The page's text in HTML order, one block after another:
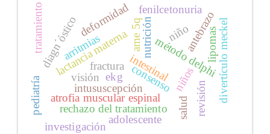
método delphi
consenso
lactancia materna nutrición
ekg niños
arritmias
atrofia muscular espinal
diagn´óstico ame 5q divertículo meckel
intususcepción
intestinal
pediatría rechazo del tratamiento
fractura
deformidad antebrazo
niño
adolescente
lipomas
tratamiento
revisión
fenilcetonuria
investigación
salud
visión